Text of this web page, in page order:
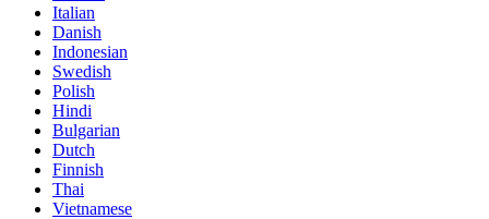
Italian
Danish
Indonesian
Swedish
Polish
Hindi
Bulgarian
Dutch
Finnish
Thai
Vietnamese